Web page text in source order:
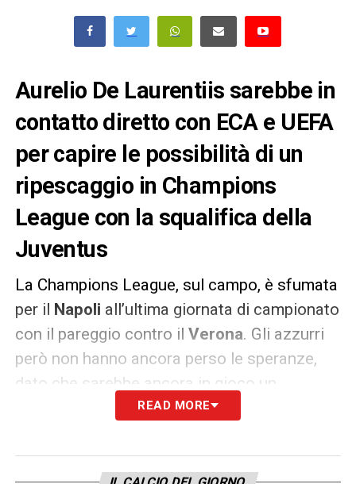
Aurelio De Laurentiis sarebbe in
contatto diretto con ECA e UEFA
per capire le possibilità di un
ripescaggio in Champions
League con la squalifica della
Juventus
La Champions League, sul campo, è sfumata
per il Napoli all’ultima giornata di campionato
con il pareggio contro il Verona. Gli azzurri
però non hanno ancora perso le speranze,
dato che sarebbe ancora in gioco un
ipotetico ripescaggio se
causa della questioneSuperlega.
READ MORE